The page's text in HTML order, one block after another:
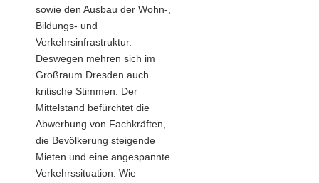
sowie den Ausbau der Wohn-,
Bildungs- und
Verkehrsinfrastruktur.
Deswegen mehren sich im
Großraum Dresden auch
kritische Stimmen: Der
Mittelstand befürchtet die
Abwerbung von Fachkräften,
die Bevölkerung steigende
Mieten und eine angespannte
Verkehrssituation. Wie